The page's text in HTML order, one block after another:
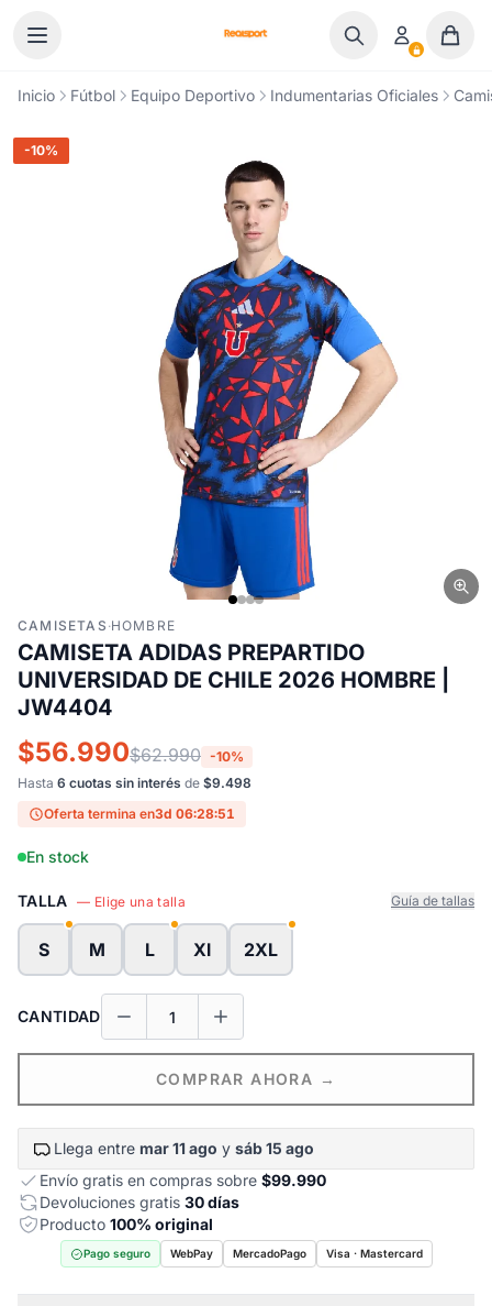
Inicio Fútbol Equipo Deportivo Indumentarias Oficiales
-10%
CAMISETAS ·HOMBRE
CAMISETA ADIDAS PREPARTIDO
UNIVERSIDAD DE CHILE 2026 HOMBRE |
JW4404
$56.990$62.990 -10%
Hasta 6 cuotas sin interés de $9.498
Oferta termina en3d 06:28:50
En stock
TALLA — Elige una talla Guía de tallas
S M L Xl 2XL
CANTIDAD
COMPRAR AHORA →
Llega entre mar 11 ago y sáb 15 ago
Envío gratis en compras sobre $99.990
Devoluciones gratis 30 días
Producto 100% original
Pago seguro WebPay MercadoPago Visa · Mastercard